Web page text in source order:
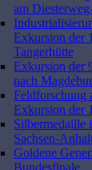
am
Exkursion der
Tangerhütte
Exkursion der
nach
Feldforschung
Exkursion der
Silbermedaille
Sachsen-
Goldene
Bundesfinale